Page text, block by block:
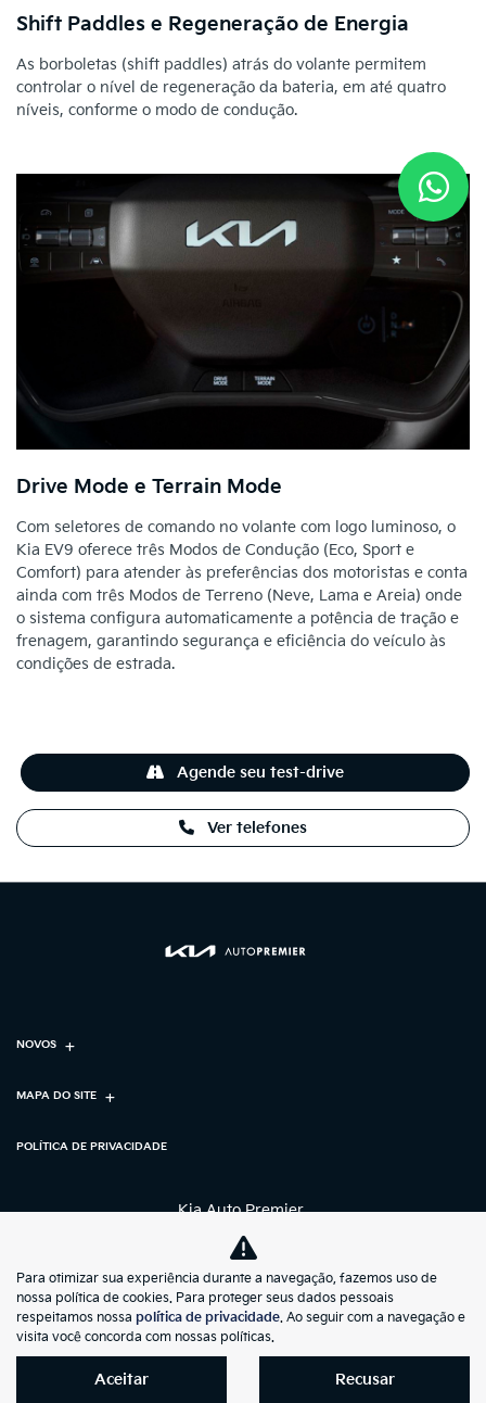
Shift Paddles e Regeneração de Energia
As borboletas (shift paddles) atrás do volante permitem
controlar o nível de regeneração da bateria, em até quatro
níveis, conforme o modo de condução.
Drive Mode e Terrain Mode
Com seletores de comando no volante com logo luminoso, o
Kia EV9 oferece três Modos de Condução (Eco, Sport e
Comfort) para atender às preferências dos motoristas e conta
ainda com três Modos de Terreno (Neve, Lama e Areia) onde
o sistema configura automaticamente a potência de tração e
frenagem, garantindo segurança e eficiência do veículo às
condições de estrada.
Ver telefones
Agende seu test-drive
NOVOS
MAPA DO SITE
POLÍTICA DE PRIVACIDADE
Kia Auto Premier
CNPJ: 00.208.817/0002-30
No trânsito, enxergar o outro
Para otimizar sua experiência durante a navegação, fazemos uso de
nossa política de cookies. Para proteger seus dados pessoais
respeitamos nossa política de privacidade. Ao seguir com a navegação e
visita você concorda com nossas políticas.
Aceitar Recusar